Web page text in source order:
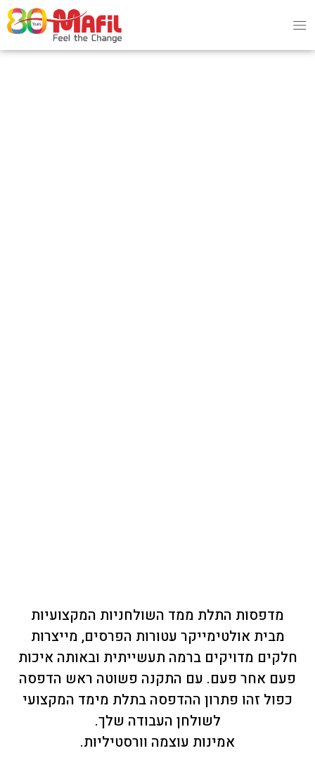
מדפסות התלת ממד השולחניות המקצועיות
מבית אולטימייקר עטורות הפרסים, מייצרות
חלקים מדויקים ברמה תעשייתית ובאותה איכות
פעם אחר פעם. עם התקנה פשוטה ראש הדפסה
כפול זהו פתרון ההדפסה בתלת מימד המקצועי
לשולחן העבודה שלך.
אמינות עוצמה וורסטיליות.